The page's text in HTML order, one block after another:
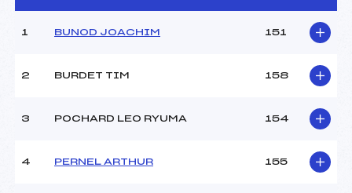
Point Haut :
1 BUNOD JOACHIM 151
2 BURDET TIM 158
3 POCHARD LEO RYUMA 154
4 PERNEL ARTHUR 155